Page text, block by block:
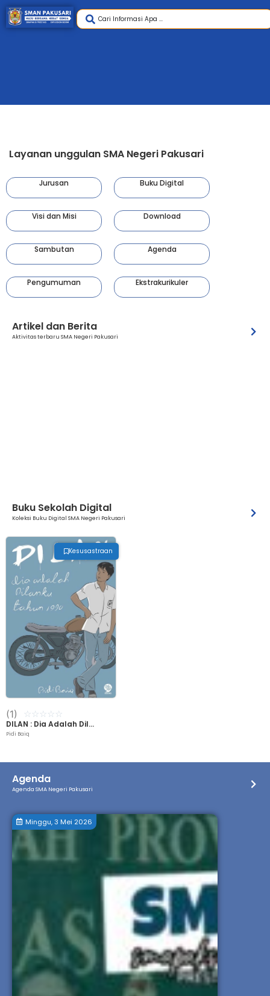
Layanan unggulan SMA Negeri Pakusari
Jurusan Buku Digital
Visi dan Misi Download
Sambutan Agenda
Pengumuman Ekstrakurikuler
Artikel dan Berita
Aktivitas terbaru SMA Negeri Pakusari
Buku Sekolah Digital
Koleksi Buku Digital SMA Negeri Pakusari
Kesusastraan
(1) ☆☆☆☆☆
DILAN : Dia Adalah Dil...
Pidi Baiq
Agenda
Agenda SMA Negeri Pakusari
Minggu, 3 Mei 2026